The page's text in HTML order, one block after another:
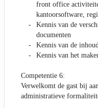
front office
kantoorsoftware,
Kennis van de
documenten
Kennis van de
Kennis van het
Competentie 6:
Verwelkomt de gast bij
administratieve